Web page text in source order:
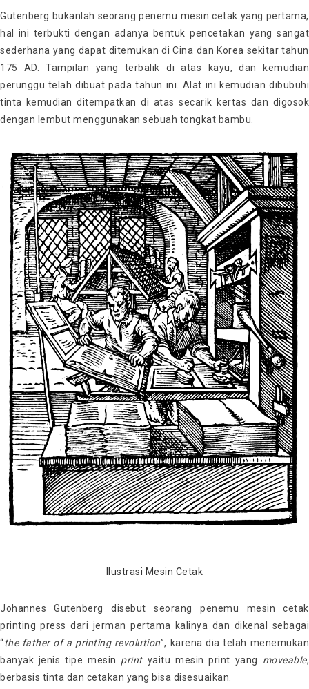
Gutenberg bukanlah seorang penemu mesin cetak yang pertama,
hal ini terbukti dengan adanya bentuk pencetakan yang sangat
sederhana yang dapat ditemukan di Cina dan Korea sekitar tahun
175 AD. Tampilan yang terbalik di atas kayu, dan kemudian
perunggu telah dibuat pada tahun ini. Alat ini kemudian dibubuhi
tinta kemudian ditempatkan di atas secarik kertas dan digosok
dengan lembut menggunakan sebuah tongkat bambu.
Ilustrasi Mesin Cetak
Johannes Gutenberg disebut seorang penemu mesin cetak
printing press dari jerman pertama kalinya dan dikenal sebagai
“the father of a printing revolution”, karena dia telah menemukan
banyak jenis tipe mesin printyaitu mesin print yang moveable,
berbasis tinta dan cetakan yang bisa disesuaikan.